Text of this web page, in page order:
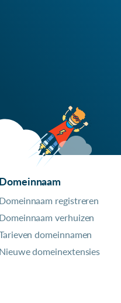
Domeinnaam
Domeinnaam registreren
Domeinnaam verhuizen
domeinnamen
Nieuwe domeinextensies